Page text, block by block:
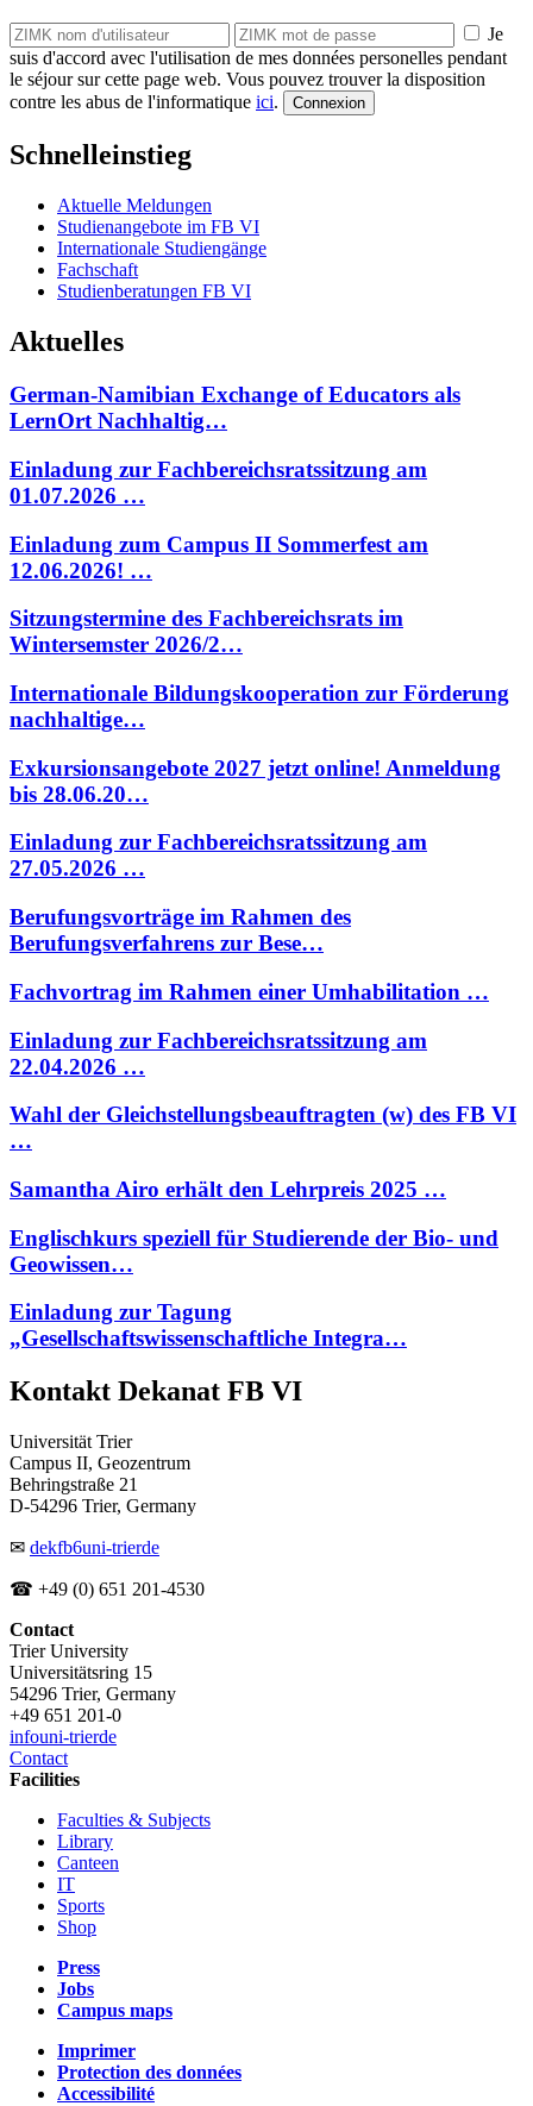
Je
suis d'accord avec l'utilisation de mes données personelles pendant
le séjour sur cette page web. Vous pouvez trouver la disposition
contre les abus de l'informatique ici.
Schnelleinstieg
Aktuelle Meldungen
Studienangebote im FB VI
Internationale Studiengänge
Fachschaft
Studienberatungen FB VI
Aktuelles
German-Namibian Exchange of Educators als
LernOrt Nachhaltig…
Einladung zur Fachbereichsratssitzung am
01.07.2026 …
Einladung zum Campus II Sommerfest am
12.06.2026! …
Sitzungstermine des Fachbereichsrats im
Wintersemster 2026/2…
Internationale Bildungskooperation zur Förderung
nachhaltige…
Exkursionsangebote 2027 jetzt online! Anmeldung
bis 28.06.20…
Einladung zur Fachbereichsratssitzung am
27.05.2026 …
Berufungsvorträge im Rahmen des
Berufungsverfahrens zur Bese…
Fachvortrag im Rahmen einer Umhabilitation …
Einladung zur Fachbereichsratssitzung am
22.04.2026 …
Wahl der Gleichstellungsbeauftragten (w) des FB VI
…
Samantha Airo erhält den Lehrpreis 2025 …
Englischkurs speziell für Studierende der Bio- und
Geowissen…
Einladung zur Tagung
„Gesellschaftswissenschaftliche Integra…
Kontakt Dekanat FB VI
Universität Trier
Campus II, Geozentrum
Behringstraße 21
D-54296 Trier, Germany
✉ dekfb6uni-trierde
☎ +49 (0) 651 201-4530
Contact
Trier University
Universitätsring 15
54296 Trier, Germany
+49 651 201-0
infouni-trierde
Contact
Facilities
Faculties & Subjects
Library
Canteen
IT
Sports
Shop
Press
Jobs
Campus maps
Imprimer
Protection des données
Accessibilité